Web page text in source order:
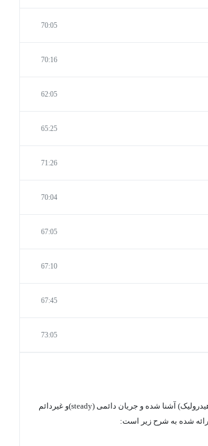
70:05
70:16
62:05
65:25
71:26
70:04
67:05
67:10
67:45
73:05
در این درس با مفاهیم و اصول حرکت سیال در کانالهای باز و رودخانه ها (هیدرولیک) آشنا شده و جریان دائمی (steady)و غیردائم